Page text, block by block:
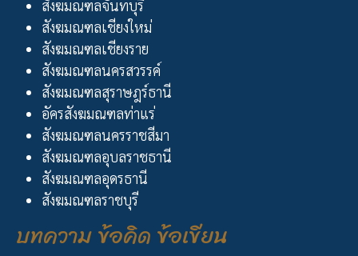
สังฆมณฑลจันทบุรี
สังฆมณฑลเชียงใหม่
สังฆมณฑลเชียงราย
สังฆมณฑลนครสวรรค์
สังฆมณฑลสุราษฎร์ธานี
อัครสังฆมณฑลท่าแร่
สังฆมณฑลนครราชสีมา
สังฆมณฑลอุบลราชธานี
สังฆมณฑลอุดรธานี
สังฆมณฑลราชบุรี
บทความ ข้อคิด ข้อเขียน